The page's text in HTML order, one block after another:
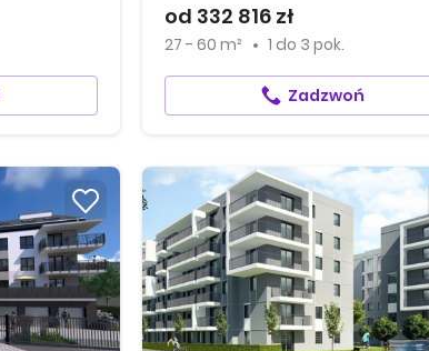
od 332 816 zł
27 - 60 m² 1 do 3 pok.
Zadzwoń